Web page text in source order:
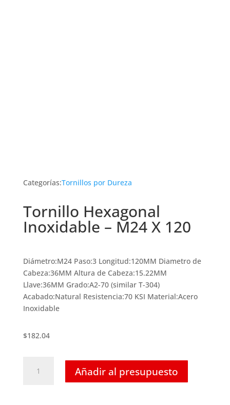
Categorías:Tornillos por Dureza
Tornillo Hexagonal
Inoxidable – M24 X 120
Diámetro:M24 Paso:3 Longitud:120MM Diametro de
Cabeza:36MM Altura de Cabeza:15.22MM
Llave:36MM Grado:A2-70 (similar T-304)
Acabado:Natural Resistencia:70 KSI Material:Acero
Inoxidable
$182.04
Hexagonal
Añadir al presupuesto